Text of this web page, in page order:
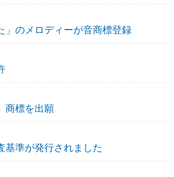
」のメロディーが音商標登録
商標を出願
基準が発行されました